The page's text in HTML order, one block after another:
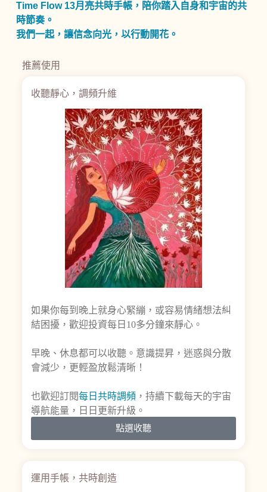
Time Flow 13月亮共時手帳，陪你踏入自身和宇宙的共
時節奏。
我們一起， 讓信念向光，以行動開花。
推薦使用
收聽靜心，調頻升維
如果你每到晚上就身心緊繃，或容易情緒想法糾
結困擾，歡迎投資每日10多分鐘來靜心。
早晚、休息都可以收聽。意識提昇，迷惑與分散
會減少，更輕盈放鬆清晰！
也歡迎訂閱每日共時調頻 ，持續下載每天的宇宙
導航能量，日日更新升級。
點選收聽
運用手帳，共時創造